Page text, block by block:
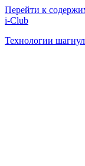
Перейти к
i-Club
Технологии